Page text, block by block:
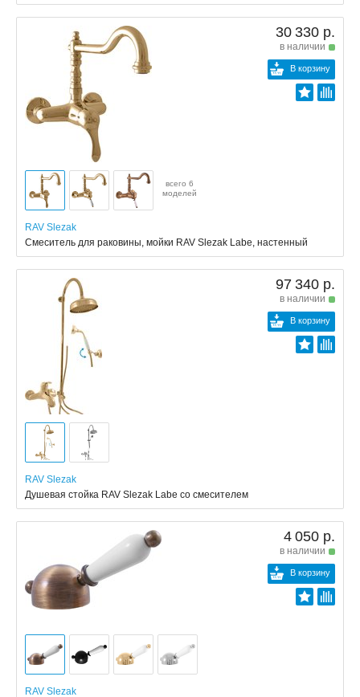
30 330 р.
в наличии
В корзину
всего 6
моделей
RAV Slezak
Смеситель для раковины, мойки RAV Slezak Labe, настенный
97 340 р.
в наличии
В корзину
RAV Slezak
Душевая стойка RAV Slezak Labe со смесителем
4 050 р.
в наличии
В корзину
RAV Slezak